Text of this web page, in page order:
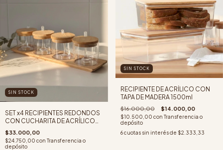
SIN STOCK
SET x4 RECIPIENTES REDONDOS
CON CUCHARITA DE ACRÍLICO
CON BASE Y TAPA DE MADERA
$33.000,00
$24.750,00 con Transferencia o
depósito
SIN STOCK
RECIPIENTE DE ACRÍLICO CON
TAPA DE MADERA 1500ml
$16.000,00 $14.000,00
$10.500,00 con Transferencia o
depósito
6 cuotas sin interés de $2.333,33